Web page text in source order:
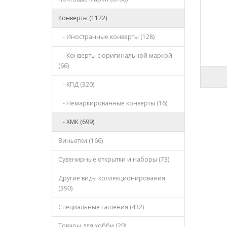
Конверты (1122)
- Иностранные конверты (128)
- Конверты с оригинальной маркой
(66)
- КПД (320)
- Немаркированные конверты (16)
- ХМК (699)
Виньетки (166)
Сувенирные открытки и наборы (73)
Другие виды коллекционирования
(390)
Специальные гашения (432)